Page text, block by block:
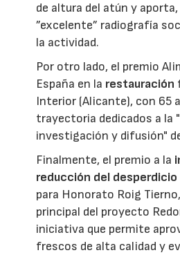
de altura del atún y aporta,
”excelente” radiografía
la actividad.
Por otro lado, el premio
España en la restauración
Interior (Alicante), con 65
trayectoria dedicados a la
investigación y difusión"
Finalmente, el premio a la
reducción del
para Honorato Roig
principal del proyecto
iniciativa que permite
frescos de alta calidad y